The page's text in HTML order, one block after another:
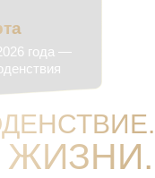
года —
ЖИЗНИ.